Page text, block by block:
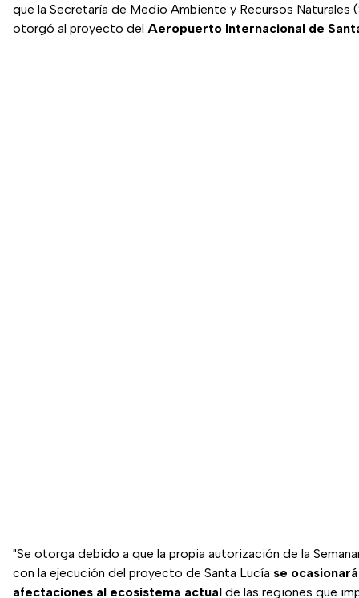
que la Secretaría de Medio Ambiente y Recursos Naturales
otorgó al proyecto del Aeropuerto Internacional de
"Se otorga debido a que la propia autorización de la
con la ejecución del proyecto de Santa Lucía se
afectaciones al ecosistema actual de las regiones que